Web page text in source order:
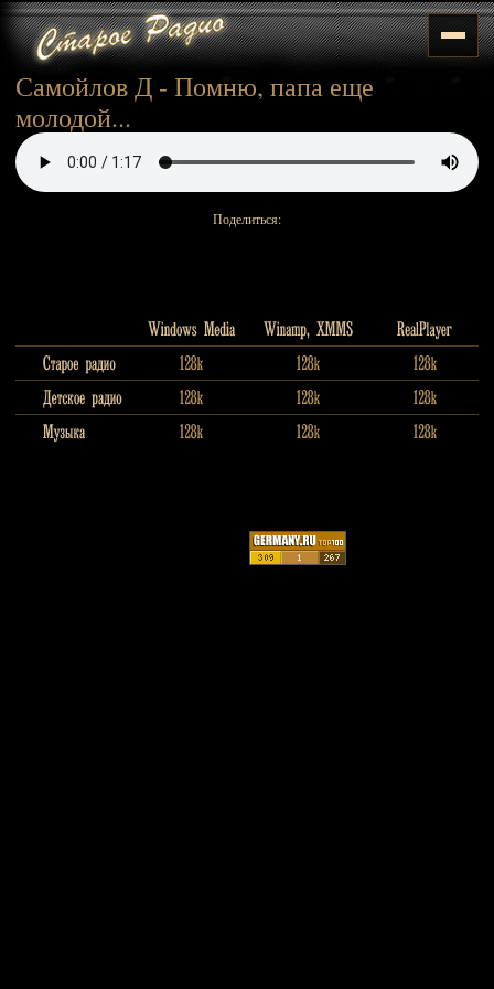
Самойлов Д - Помню, папа еще
молодой...
Поделиться: